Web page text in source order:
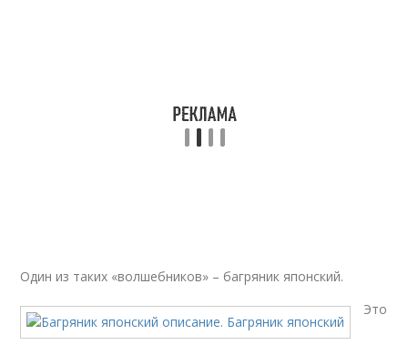
Один из таких «волшебников» – багряник японский.
Это